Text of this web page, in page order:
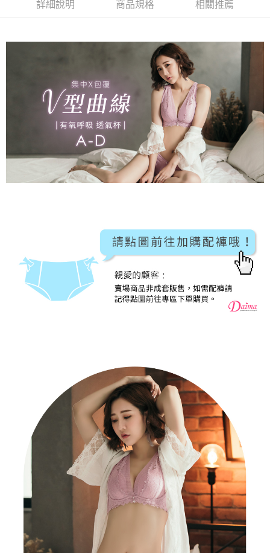
2.透過簡訊連結打開帳單後，可選擇「超商條碼／台灣大直營門市／銀行轉
1.本服務係由「台灣大哥大股份有限公司」（以下簡稱本公司）所提供，讓
用戶於交易時，得透過本服務購買商品或服務，並由商店將買賣／分期付款
買賣價金債權讓與本公司後，依約使用本公司帳單繳交帳款。
2.基於同意付款使用「大哥付你分期」之契約關係目的，商店將以您的個人
資料（包含姓名、電話或地址）提供予台灣大哥大進項蒐集、處理及利用，
由本公司與您本人進行分期帳單所需資料之確認、核對及更正。
3.完整用戶服務條款，請詳閱以下連結：
https://oppay.tw/userRule
結帳頁面，進行簡訊認證並確認金額後，即可完成結帳。
ATM／網路銀行／等多元方式進行付款，方視為交易完成。
※ 請注意：結帳手續完成當下不需立刻繳費，但若您需要取消訂單，請聯絡
購買商品的店家。未經商家同意取消之訂單仍視為有效，需透過AFTEE先享
※ 交易是否成功請以「AFTEE先享後付 」之結帳頁面顯示為準，若有關於
是否繳費成功／繳費後需取消欲退款等相關疑問，請聯繫「AFTEE先享後付
客戶支援中心」https://netprotections.freshdesk.com/support/home
【注意事項】
１．透過由恩沛科技股份有限公司提供之「AFTEE先享後付」服務完成之交
易，需依本服務之必要範圍內提供個人資料，並將交易相關給付款項請求債
權轉讓予恩沛科技股份有限公司。
２．關於個人資料處理事宜，請瀏覽以下網址：
https://aftee.tw/terms/#terms3
４．使用「AFTEE先享後付」時，將依據個別帳號之用戶狀況，依本公司即
時審查核予不同之上限額度；若仍有額度不足之情形，本公司將視審查結果
５．嚴禁一人註冊多個帳號或使用他人資訊註冊。若發現惡意使用之情形，
恩沛科技股份有限公司將有權停止該用戶之使用額度並採取法律行動。
運送方式
每筆NT$80，滿NT$499(含以上)免運費
每筆NT$80，滿NT$499(含以上)免運費
萊爾富取貨付款
每筆NT$80，滿NT$799(含以上)免運費
付款後萊爾富取貨
每筆NT$80，滿NT$799(含以上)免運費
7-11取貨付款
每筆NT$80，滿NT$799(含以上)免運費
7-11取貨(快速到店)
每筆NT$90
宅配/離島不配送
詳細說明 商品規格 相關推薦